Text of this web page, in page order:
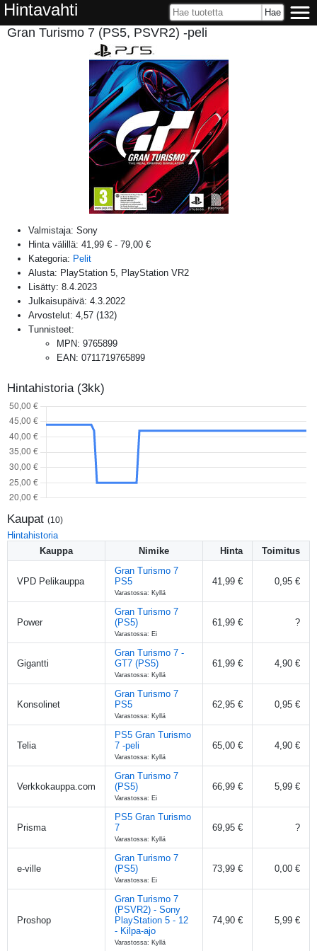
Hintavahti
Gran Turismo 7 (PS5, PSVR2) -peli
Valmistaja: Sony
Hinta välillä: 41,99 € - 79,00 €
Kategoria: Pelit
Alusta: PlayStation 5, PlayStation VR2
Lisätty: 8.4.2023
Julkaisupäivä: 4.3.2022
Arvostelut: 4,57 (132)
Tunnisteet:
MPN: 9765899
EAN: 0711719765899
Hintahistoria (3kk)
Kaupat (10)
Hintahistoria
Kauppa
Nimike Hinta Toimitus
VPD Pelikauppa
Gran Turismo 7
PS5
Varastossa: Kyllä
41,99 € 0,95 €
Power
Gran Turismo 7
(PS5)
Varastossa: Ei
61,99 € ?
Gigantti
Gran Turismo 7 -
GT7 (PS5)
Varastossa: Kyllä
61,99 € 4,90 €
Konsolinet
Gran Turismo 7
PS5
Varastossa: Kyllä
62,95 € 0,95 €
Telia
PS5 Gran Turismo
7 -peli
Varastossa: Kyllä
65,00 € 4,90 €
Verkkokauppa.com
Gran Turismo 7
(PS5)
Varastossa: Ei
66,99 € 5,99 €
Prisma
PS5 Gran Turismo
7
Varastossa: Kyllä
69,95 € ?
e-ville
Gran Turismo 7
(PS5)
Varastossa: Ei
73,99 € 0,00 €
Proshop
Gran Turismo 7
(PSVR2) - Sony
PlayStation 5 - 12
- Kilpa-ajo
Varastossa: Kyllä
74,90 € 5,99 €